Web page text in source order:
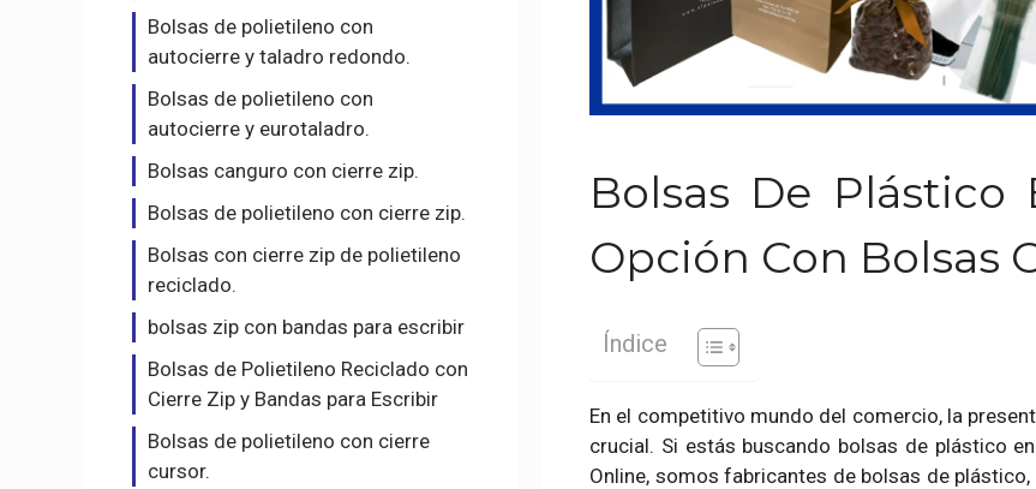
Bolsas De Plástico
Opción Con Bolsas
Índice
En el competitivo mundo del comercio, la
crucial. Si estás buscando bolsas de plástico
Online, somos fabricantes de bolsas de
Bolsas de polietileno con
autocierre y taladro redondo.
Bolsas de polietileno con
autocierre y eurotaladro.
Bolsas canguro con cierre zip.
Bolsas de polietileno con cierre zip.
Bolsas con cierre zip de polietileno
reciclado.
bolsas zip con bandas para escribir
Bolsas de Polietileno Reciclado con
Cierre Zip y Bandas para Escribir
Bolsas de polietileno con cierre
cursor.